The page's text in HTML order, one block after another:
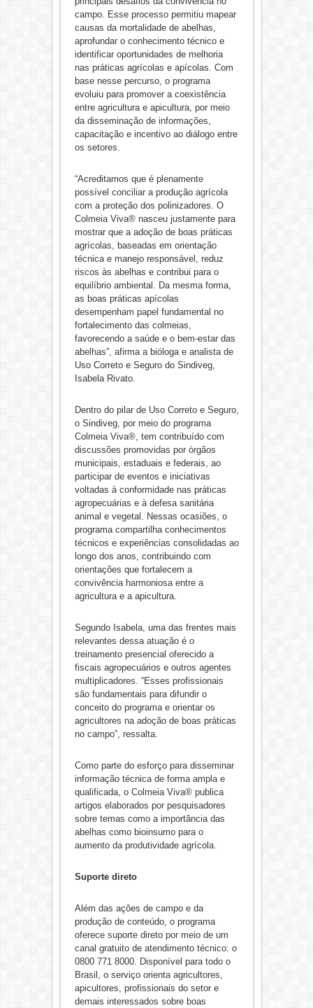
campo. Esse processo permitiu mapear
causas da mortalidade de abelhas,
aprofundar o conhecimento técnico e
identificar oportunidades de melhoria
nas práticas agrícolas e apícolas. Com
base nesse percurso, o programa
evoluiu para promover a coexistência
entre agricultura e apicultura, por meio
da disseminação de informações,
capacitação e incentivo ao diálogo entre
os setores.
“Acreditamos que é plenamente
possível conciliar a produção agrícola
com a proteção dos polinizadores. O
Colmeia Viva® nasceu justamente para
mostrar que a adoção de boas práticas
agrícolas, baseadas em orientação
técnica e manejo responsável, reduz
riscos às abelhas e contribui para o
equilíbrio ambiental. Da mesma forma,
as boas práticas apícolas
desempenham papel fundamental no
fortalecimento das colmeias,
favorecendo a saúde e o bem-estar das
abelhas”, afirma a bióloga e analista de
Uso Correto e Seguro do Sindiveg,
Isabela Rivato.
Dentro do pilar de Uso Correto e Seguro,
o Sindiveg, por meio do programa
Colmeia Viva®, tem contribuído com
discussões promovidas por órgãos
municipais, estaduais e federais, ao
participar de eventos e iniciativas
voltadas à conformidade nas práticas
agropecuárias e à defesa sanitária
animal e vegetal. Nessas ocasiões, o
programa compartilha conhecimentos
técnicos e experiências consolidadas ao
longo dos anos, contribuindo com
orientações que fortalecem a
convivência harmoniosa entre a
agricultura e a apicultura.
Segundo Isabela, uma das frentes mais
relevantes dessa atuação é o
treinamento presencial oferecido a
fiscais agropecuários e outros agentes
multiplicadores. “Esses profissionais
são fundamentais para difundir o
conceito do programa e orientar os
agricultores na adoção de boas práticas
no campo”, ressalta.
Como parte do esforço para disseminar
informação técnica de forma ampla e
qualificada, o Colmeia Viva® publica
artigos elaborados por pesquisadores
sobre temas como a importância das
abelhas como bioinsumo para o
aumento da produtividade agrícola.
Suporte direto
Além das ações de campo e da
produção de conteúdo, o programa
oferece suporte direto por meio de um
canal gratuito de atendimento técnico: o
0800 771 8000. Disponível para todo o
Brasil, o serviço orienta agricultores,
apicultores, profissionais do setor e
demais interessados sobre boas